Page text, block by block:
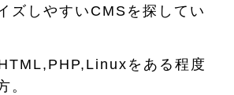
ズしやすいCMSを探してい
をある程度
。